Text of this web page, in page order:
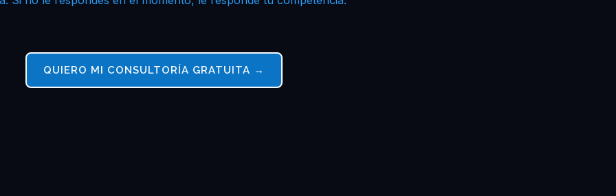
QUIERO MI CONSULTORÍA GRATUITA →